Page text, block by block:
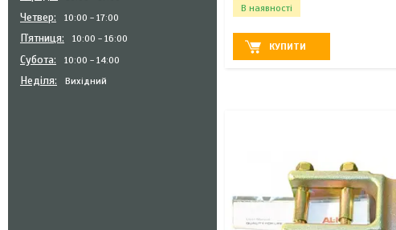
Четвер 10:00 17:00
Пʼятниця 10:00 16:00
Субота 10:00 14:00
Неділя Вихідний
В наявності
КУПИТИ